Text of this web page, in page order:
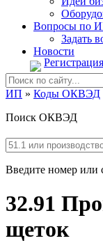
Вопросы по
Задать
Новости
Регистрация
ИП » Коды ОКВЭД
Поиск ОКВЭД
Введите номер или
32.91
щеток